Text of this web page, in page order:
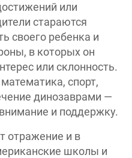
или
стараются
своего ребенка и
в которых он
или склонность.
спорт,
динозаврами —
и поддержку.
отражение и в
школы и